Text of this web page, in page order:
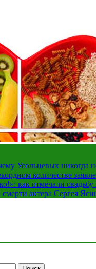
Усольцевых никогда
количестве
как отмечали
актера Сергея